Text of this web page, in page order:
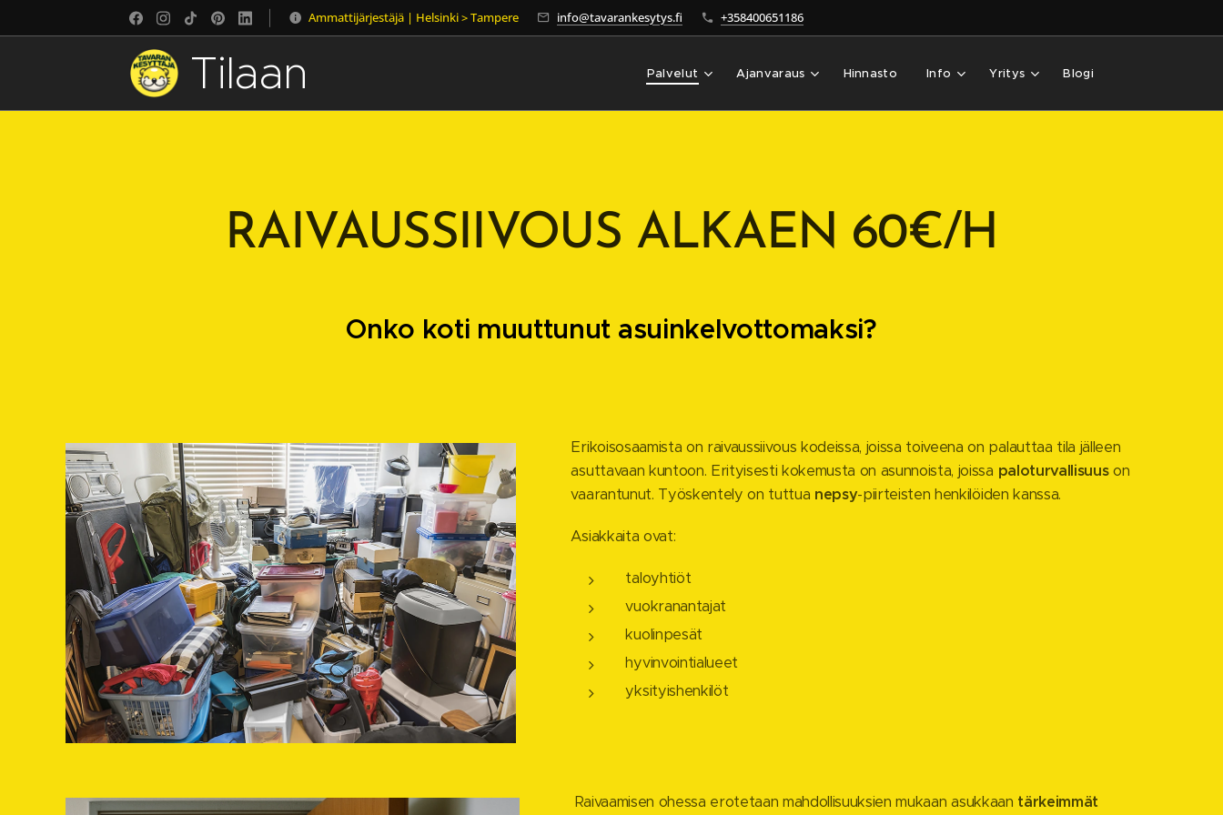
Ammattijärjestäjä | Helsinki > Tampere info@tavarankesytys.fi +358400651186
Tilaan
Palvelut Ajanvaraus Hinnasto Info Yritys Blogi
RAIVAUSSIIVOUS ALKAEN 60€/H
Onko koti muuttunut asuinkelvottomaksi?
Erikoisosaamista on raivaussiivous kodeissa, joissa toiveena on palauttaa tila jälleen
asuttavaan kuntoon. Erityisesti kokemusta on asunnoista, joissa paloturvallisuuson
vaarantunut. Työskentely on tuttua nepsy-piirteisten henkilöiden kanssa.
Asiakkaita ovat:
taloyhtiöt
vuokranantajat
kuolinpesät
hyvinvointialueet
yksityishenkilöt
Raivaamisen ohessa erotetaan mahdollisuuksien mukaan asukkaan tärkeimmät